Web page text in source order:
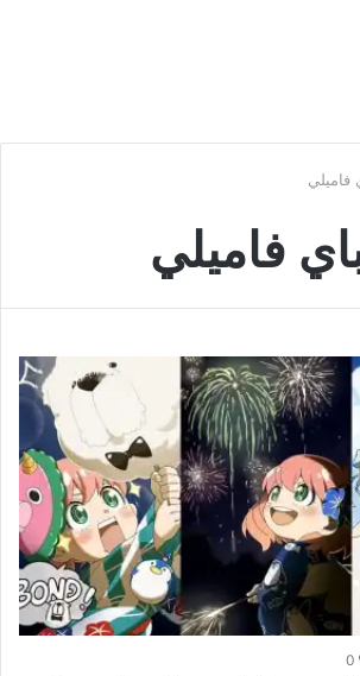
فاميلي
فاميلي
0